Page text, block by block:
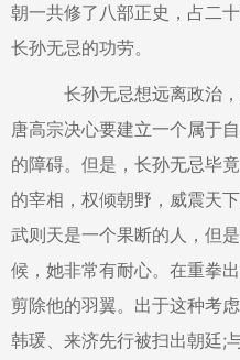
朝一共修了八部正史，占二
长孙无忌的功劳。
长孙无忌想远离政治，
唐高宗决心要建立一个属于
的障碍。但是，长孙无忌毕
的宰相，权倾朝野，威震天
武则天是一个果断的人，但
候，她非常有耐心。在重拳
剪除他的羽翼。出于这种考
韩瑗、来济先行被扫出朝廷;